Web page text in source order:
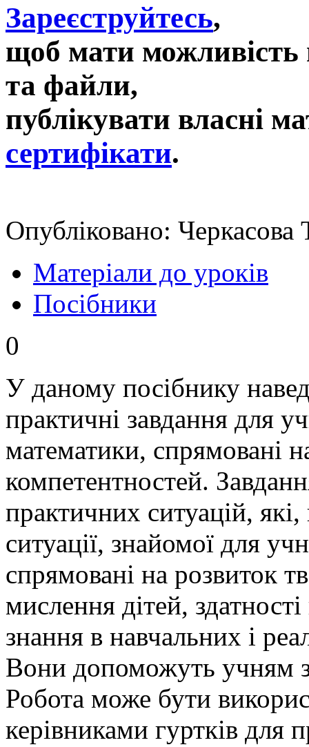
Зареєструйтесь,
щоб мати можливість
та файли,
публікувати власні
сертифікати.
Опубліковано:
Матеріали до уроків
Посібники
0
У даному посібнику
практичні завдання для
математики, спрямовані
компетентностей.
практичних ситуацій,
ситуації, знайомої для
спрямовані на розвиток
мислення дітей,
знання в навчальних і
Вони допоможуть учням
Робота може бути
керівниками гуртків для